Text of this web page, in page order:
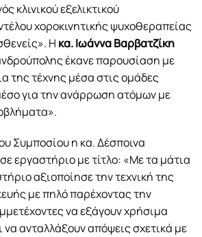
κλινικού εξελικτικού
χοροκινητικής ψυχοθεραπείας
Η κα. Ιωάννα Βαρβατζίκη
έκανε παρουσίαση με
της τέχνης μέσα στις ομάδες
για την ανάρρωση ατόμων με
Συμποσίου η κα. Δέσποινα
εργαστήριο με τίτλο: «Με τα μάτια
αξιοποίησε την τεχνική της
με πηλό παρέχοντας την
να εξάγουν χρήσιμα
ανταλλάξουν απόψεις σχετικά με